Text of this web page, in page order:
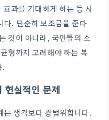
과를 기대하게 하는 등 사
다. 단순히 보조금을 준다
것이 아니라, 국민들의 소
형까지 고려해야 하는 복
.
현실적인 문제
생각보다 광범위합니다.